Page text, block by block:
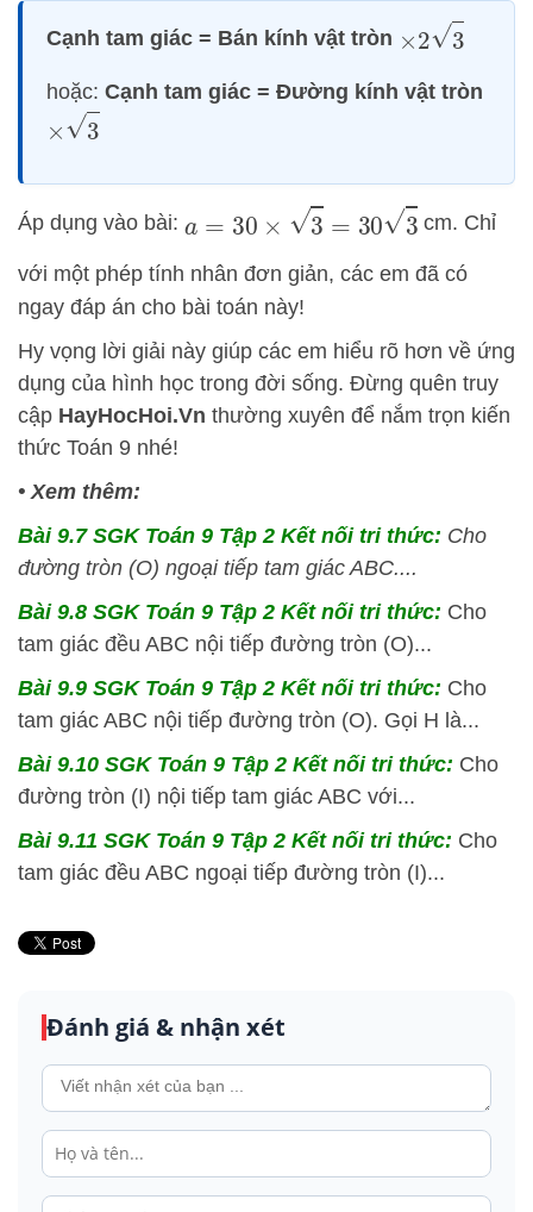
Cạnh tam giác = Bán kính vật tròn ×23
hoặc: Cạnh tam giác = Đường kính vật tròn
×3
Áp dụng vào bài: a =30× 3= 303 cm. Chỉ
với một phép tính nhân đơn giản, các em đã có
ngay đáp án cho bài toán này!
Hy vọng lời giải này giúp các em hiểu rõ hơn về ứng
dụng của hình học trong đời sống. Đừng quên truy
cập HayHocHoi.Vn thường xuyên để nắm trọn kiến
thức Toán 9 nhé!
• Xem thêm:
Bài 9.7 SGKToán 9 Tập 2 Kết nối tri thức: Cho
đường tròn (O) ngoại tiếp tam giác ABC....
Bài 9.8 SGKToán 9 Tập 2 Kết nối tri thức: Cho
tam giác đều ABC nội tiếp đường tròn (O)...
Bài 9.9 SGKToán 9 Tập 2 Kết nối tri thức: Cho
tam giác ABC nội tiếp đường tròn (O). Gọi H là...
Bài 9.10 SGKToán 9 Tập 2 Kết nối tri thức: Cho
đường tròn (I) nội tiếp tam giác ABC với...
Bài 9.11 SGKToán 9 Tập 2 Kết nối tri thức: Cho
tam giác đều ABC ngoại tiếp đường tròn (I)...
Đánh giá & nhận xét